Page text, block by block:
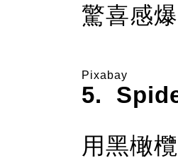
驚喜感爆
Pixabay
5.
用黑橄